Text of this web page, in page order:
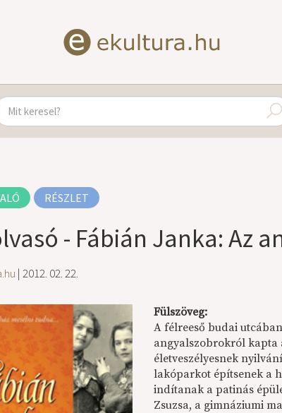
RÉSZLET
- Fábián Janka: Az
| 2012. 02. 22.
Fülszöveg:
A félreeső budai
angyalszobrokról kapta
életveszélyesnek
lakóparkot építsenek a
indítanak a patinás
Zsuzsa, a gimnáziumi